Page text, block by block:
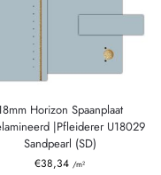
Horizon Spaanplaat
|Pfleiderer U18029
Sandpearl (SD)
€38,34 /m²